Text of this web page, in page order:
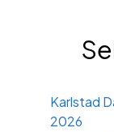
Karlstad
2026